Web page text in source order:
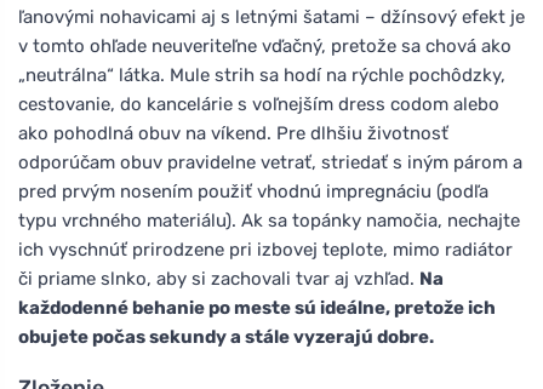
ľanovými nohavicami aj s letnými šatami – džínsový efekt je
v tomto ohľade neuveriteľne vďačný, pretože sa chová ako
„neutrálna“ látka. Mule strih sa hodí na rýchle pochôdzky,
cestovanie, do kancelárie s voľnejším dress codom alebo
ako pohodlná obuv na víkend. Pre dlhšiu životnosť
odporúčam obuv pravidelne vetrať, striedať s iným párom a
pred prvým nosením použiť vhodnú impregnáciu (podľa
typu vrchného materiálu). Ak sa topánky namočia, nechajte
ich vyschnúť prirodzene pri izbovej teplote, mimo radiátor
či priame slnko, aby si zachovali tvar aj vzhľad. Na
každodenné behanie po meste sú ideálne, pretože ich
obujete počas sekundy a stále vyzerajú dobre.